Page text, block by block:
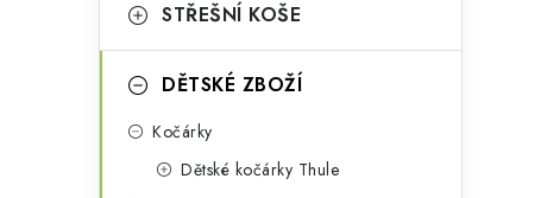
p
STŘEŠNÍ KOŠE
DĚTSKÉ ZBOŽÍ
Kočárky
Dětské kočárky Thule